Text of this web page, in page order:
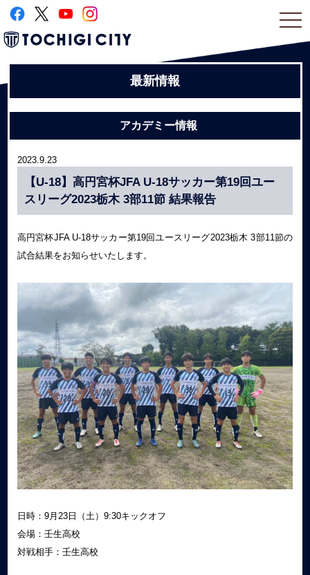
最新情報
アカデミー情報
2023.9.23
【U-18】高円宮杯JFA U-18サッカー第19回ユー
スリーグ2023栃木 3部11節 結果報告
高円宮杯JFA U-18サッカー第19回ユースリーグ2023栃木 3部11節の
試合結果をお知らせいたします。
日時：9月23日（土）9:30キックオフ
会場：壬生高校
対戦相手：壬生高校